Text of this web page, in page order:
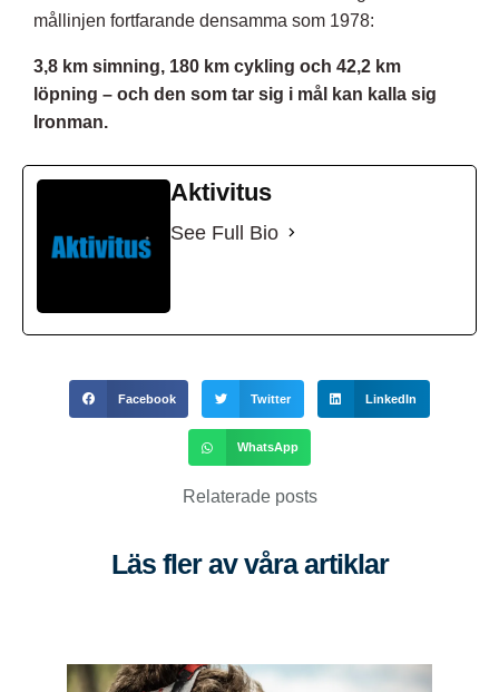
mållinjen fortfarande densamma som 1978:
3,8 km simning, 180 km cykling och 42,2 km
löpning – och den som tar sig i mål kan kalla sig
Ironman.
Aktivitus
See Full Bio
Facebook Twitter LinkedIn
WhatsApp
Relaterade posts
Läs fler av våra artiklar